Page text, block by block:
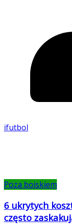
ifutbol
Poza boiskiem
6 ukrytych
często